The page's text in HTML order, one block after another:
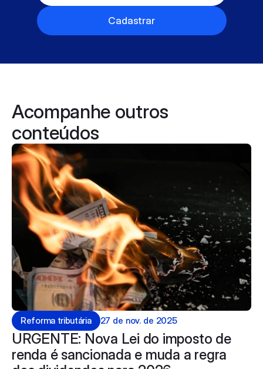
Cadastrar
Acompanhe outros
conteúdos
Reforma tributária 27 de nov. de 2025
URGENTE: Nova Lei do imposto de
renda é sancionada e muda a regra